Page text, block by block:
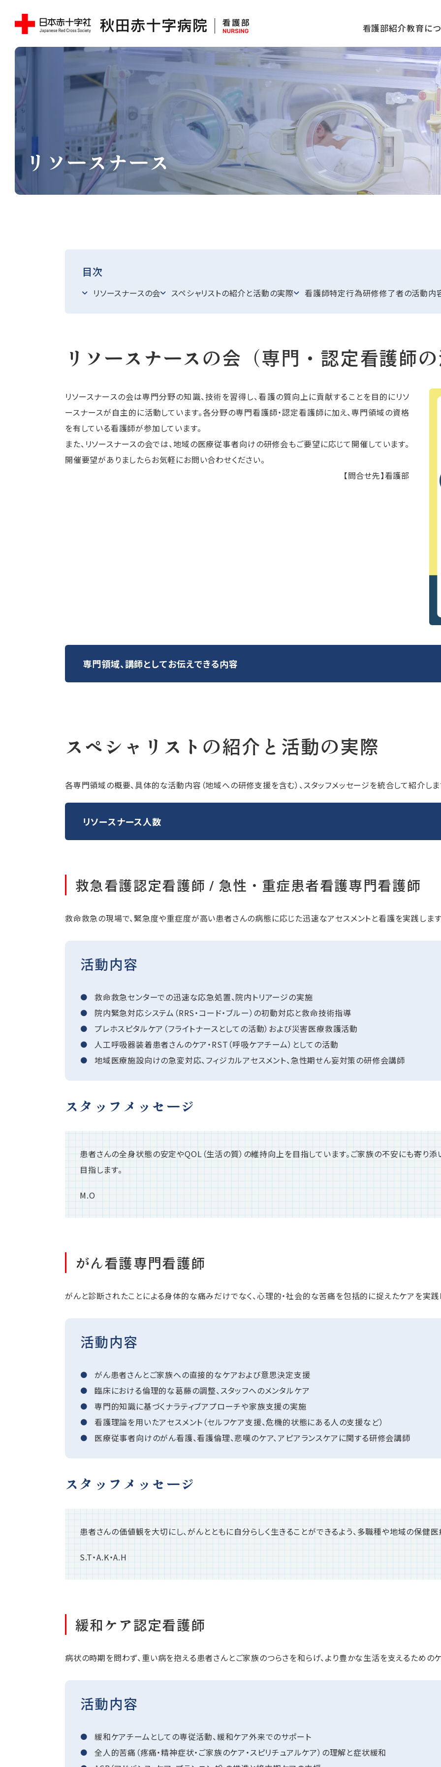
看護部紹介教育に
リソースナース
目次
リソースナースの会 スペシャリストの紹介と活動の実際 看護師特定行為研修修了者の活動内
リソースナースの会（専門・認定看護師
リソースナースの会は専門分野の知識、技術を習得し、看護の質向上に貢献することを目的にリソ
ースナースが自主的に活動しています。各分野の専門看護師・認定看護師に加え、専門領域の資格
を有している看護師が参加しています。
また、リソースナースの会では、地域の医療従事者向けの研修会もご要望に応じて開催しています。
開催要望がありましたらお気軽にお問い合わせください。
【問合せ先】看護部
専門領域、講師としてお伝えできる内容
スペシャリストの紹介と活動の実際
各専門領域の概要、具体的な活動内容（地域への研修支援を含む）、スタッフメッセージを統合して紹介しま
リソースナース人数
救急看護認定看護師 / 急性・重症患者看護専門看護師
救命救急の現場で、緊急度や重症度が高い患者さんの病態に応じた迅速なアセスメントと看護を実践します
活動内容
救命救急センターでの迅速な応急処置、院内トリアージの実施
院内緊急対応システム（RRS・コード・ブルー）の初動対応と救命技術指導
プレホスピタルケア（フライトナースとしての活動）および災害医療救護活動
人工呼吸器装着患者さんのケア・RST（呼吸ケアチーム）としての活動
地域医療施設向けの急変対応、フィジカルアセスメント、急性期せん妄対策の研修会講師
スタッフメッセージ
患者さんの全身状態の安定やQOL（生活の質）の維持向上を目指しています。ご家族の不安にも寄り添
目指します。
M.O
がん看護専門看護師
がんと診断されたことによる身体的な痛みだけでなく、心理的・社会的な苦痛を包括的に捉えたケアを実践
活動内容
がん患者さんとご家族への直接的なケアおよび意思決定支援
臨床における倫理的な葛藤の調整、スタッフへのメンタルケア
専門的知識に基づくナラティブアプローチや家族支援の実施
看護理論を用いたアセスメント（セルフケア支援、危機的状態にある人の支援など）
医療従事者向けのがん看護、看護倫理、悲嘆のケア、アピアランスケアに関する研修会講師
スタッフメッセージ
患者さんの価値観を大切にし、がんとともに自分らしく生きることができるよう、多職種や地域の保健
S.T・A.K・A.H
緩和ケア認定看護師
病状の時期を問わず、重い病を抱える患者さんとご家族のつらさを和らげ、より豊かな生活を支えるための
活動内容
緩和ケアチームとしての専従活動、緩和ケア外来でのサポート
全人的苦痛（疼痛・精神症状・ご家族のケア・スピリチュアルケア）の理解と症状緩和